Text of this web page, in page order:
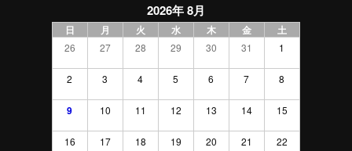
2026年 8月
日 月 火 水 木 金 土
26 27 28 29 30 31 1
2 3 4 5 6 7 8
9 10 11 12 13 14 15
16 17 18 19 20 21 22